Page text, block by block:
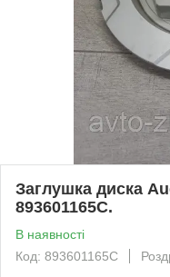
Заглушка диска
893601165C.
В наявності
Код: 893601165C